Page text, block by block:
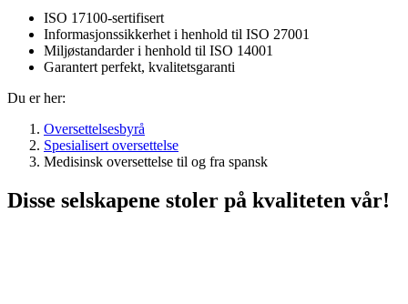
ISO 17100-sertifisert
Informasjonssikkerhet i henhold til ISO 27001
Miljøstandarder i henhold til ISO 14001
Garantert perfekt, kvalitetsgaranti
Du er her:
Oversettelsesbyrå
Spesialisert oversettelse
Medisinsk oversettelse til og fra spansk
Disse selskapene stoler på kvaliteten vår!